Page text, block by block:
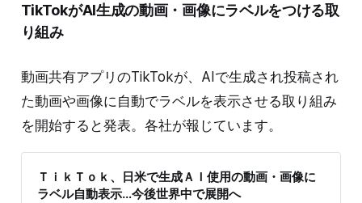
TikTokがAI生成の動画・画像にラベルをつける取
り組み
動画共有アプリのTikTokが、AIで生成され投稿され
た動画や画像に自動でラベルを表示させる取り組み
を開始すると発表。各社が報じています。
ＴｉｋＴｏｋ、日米で生成ＡＩ使用の動画・画像に
ラベル自動表示…今後世界中で展開へ